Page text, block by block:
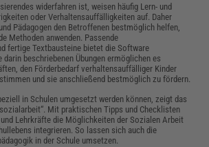
widerfahren ist, weisen häufig Lern- und
oder Verhaltensauffälligkeiten auf. Daher
Pädagogen den Betroffenen bestmöglich helfen,
Methoden anwenden. Passende
fertige Textbausteine bietet die Software
darin beschriebenen Übungen ermöglichen es
den Förderbedarf verhaltensauffälliger Kinder
und sie anschließend bestmöglich zu fördern.
in Schulen umgesetzt werden können, zeigt das
Mit praktischen Tipps und Checklisten
Lehrkräfte die Möglichkeiten der Sozialen Arbeit
integrieren. So lassen sich auch die
in der Schule umsetzen.